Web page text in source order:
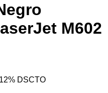
M602
12% DSCTO